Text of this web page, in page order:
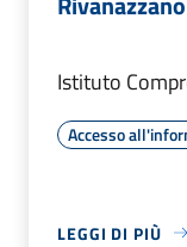
Istituto
Accesso
LEGGI DI PIÙ